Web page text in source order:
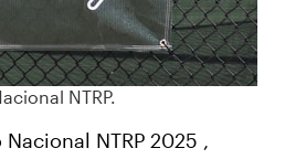
NTRP.
NTRP 2025 ,